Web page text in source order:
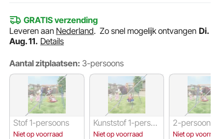
GRATIS verzending
Leveren aan Nederland.Zo snel mogelijk ontvangen Di.
Aug. 11. Details
Aantal zitplaatsen: 3-persoons
Stof 1-persoons
Niet op voorraad
Kunststof 1-persoo
ns
Niet op voorraad
2-persoons
Niet op